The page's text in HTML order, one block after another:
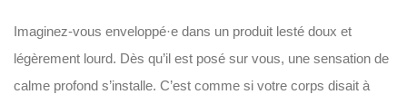
Imaginez-vous enveloppé·e dans un produit lesté doux et
légèrement lourd. Dès qu’il est posé sur vous, une sensation de
calme profond s’installe. C’est comme si votre corps disait à